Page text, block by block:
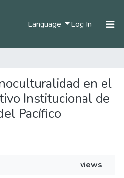
Language Log In (current)
Communities & Collections
All of DSpace
en el
Institucional de
Pacífico
views